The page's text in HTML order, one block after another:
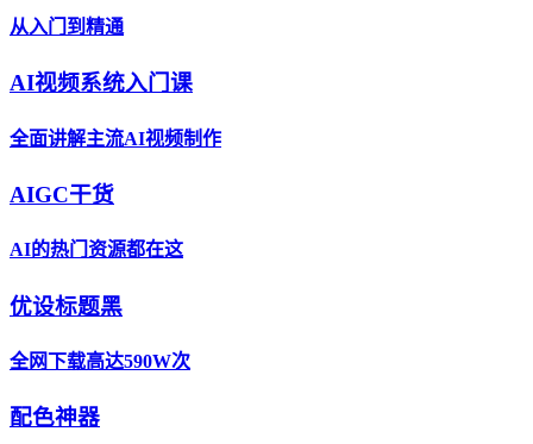
从入门到精通
AI视频系统入门课
全面讲解主流AI视频制作
AIGC干货
AI的热门资源都在这
优设标题黑
全网下载高达590W次
配色神器